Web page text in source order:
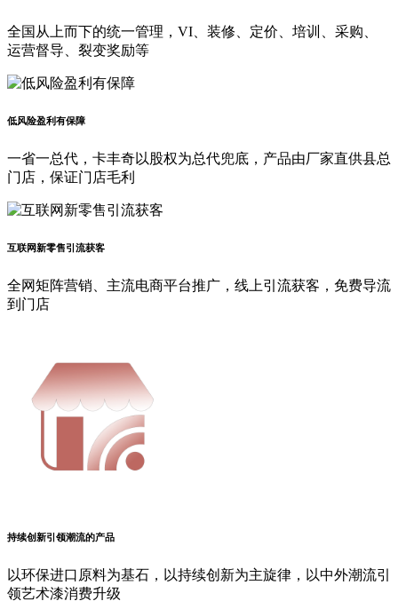
全国从上而下的统一管理，VI、装修、定价、培训、采购、
运营督导、裂变奖励等
低风险盈利有保障
一省一总代，卡丰奇以股权为总代兜底，产品由厂家直供县总
门店，保证门店毛利
互联网新零售引流获客
全网矩阵营销、主流电商平台推广，线上引流获客，免费导流
到门店
持续创新引领潮流的产品
以环保进口原料为基石，以持续创新为主旋律，以中外潮流引
领艺术漆消费升级